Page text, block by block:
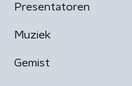
Presentatoren
Muziek
Gemist